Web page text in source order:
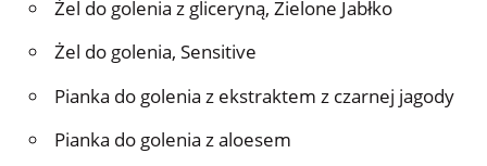
Żel do golenia z gliceryną, Zielone Jabłko
Żel do golenia, Sensitive
Pianka do golenia z ekstraktem z czarnej jagody
Pianka do golenia z aloesem